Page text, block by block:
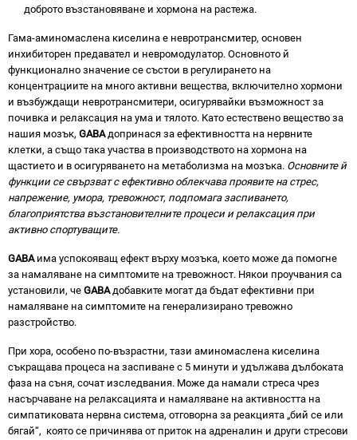
доброто възстановяване и хормона на растежа.
Гама-аминомаслена киселина е невротрансмитер, основен
инхибиторен предавател и невромодулатор. Основното й
функционално значение се състои в регулирането на
концентрациите на много активни вещества, включително хормони
и възбуждащи невротрансмитери, осигурявайки възможност за
почивка и релаксация на ума и тялото. Като естествено вещество за
нашия мозък, GABAдопринася за ефективността на нервните
клетки, а също така участва в производството на хормона на
щастието и в осигуряването на метаболизма на мозъка. Основните й
функции се свързват с ефективно облекчава проявите на стрес,
напрежение, умора, тревожност, подпомага заспиването,
благоприятства възстановителните процеси и релаксация при
активно спортуващите.
GABA има успокояващ ефект върху мозъка, което може да помогне
за намаляване на симптомите на тревожност. Някои проучвания са
установили, че GABAдобавките могат да бъдат ефективни при
намаляване на симптомите на генерализирано тревожно
разстройство.
При хора, особено по-възрастни, тази аминомаслена киселина
съкращава процеса на заспиване с 5 минути и удължава дълбоката
фаза на съня, сочат изследвания. Може да намали стреса чрез
насърчаване на релаксацията и намаляване на активността на
симпатиковата нервна система, отговорна за реакцията „бий се или
бягай“, която се причинява от приток на адреналин и други стресови